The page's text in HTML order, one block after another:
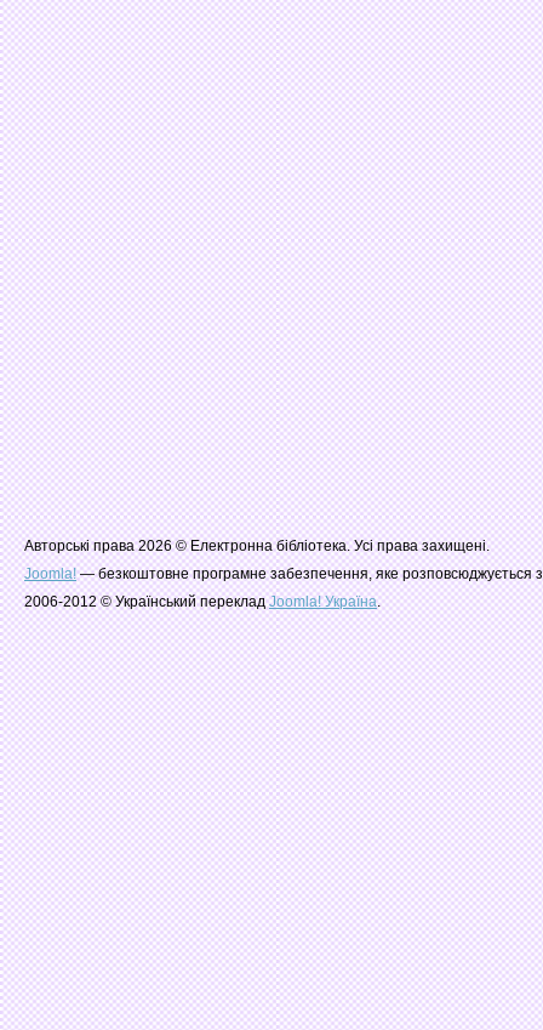
Авторські права 2026 © Електронна бібліотека. Усі права захищені.
Joomla!— безкоштовне програмне забезпечення, яке розповсюджується
2006-2012 © Український перекладJoomla! Україна.